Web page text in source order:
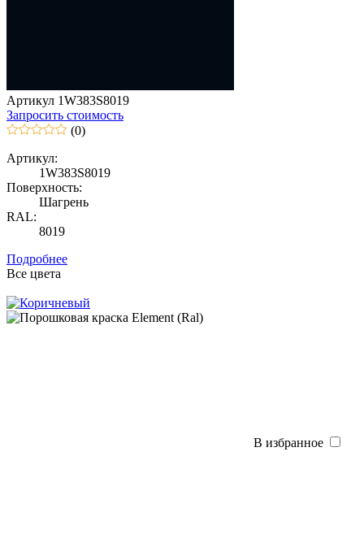
Артикул 1W383S8019
Запросить стоимость
(0)
Артикул:
1W383S8019
Поверхность:
Шагрень
RAL:
8019
Подробнее
Все цвета
В избранное